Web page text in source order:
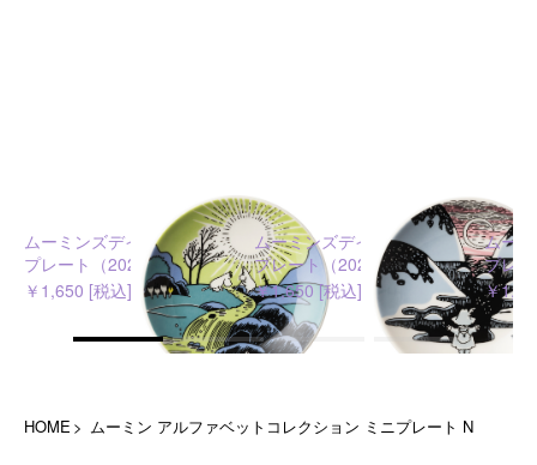
ムーミンズデイ 2026 ミニ
プレート（2024）
￥1,650 [税込]
ムーミンズデイ 2026 ミニ
プレート（2021）
￥1,650 [税込]
ムー
プレ
￥
HOME ムーミン アルファベットコレクション ミニプレート N